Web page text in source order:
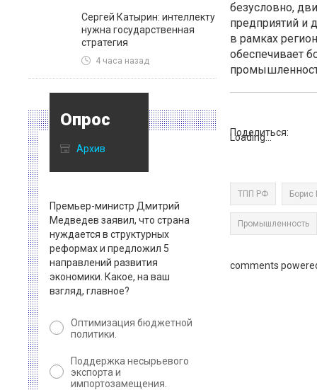
Сергей Катырин: интеллекту
нужна государственная
стратегия
4 часа назад
Опрос
Архив
Премьер-министр Дмитрий
Медведев заявил, что страна
нуждается в структурных
реформах и предложил 5
направлений развития
экономики. Какое, на ваш
взгляд, главное?
Оптимизация бюджетной
политики.
Поддержка несырьевого
экспорта и
импортозамещения.
безусловно,
предприятий и
в рамках
обеспечивает
Поделиться:
Loading...
ТПП РФ Борис
Промышленность
comments